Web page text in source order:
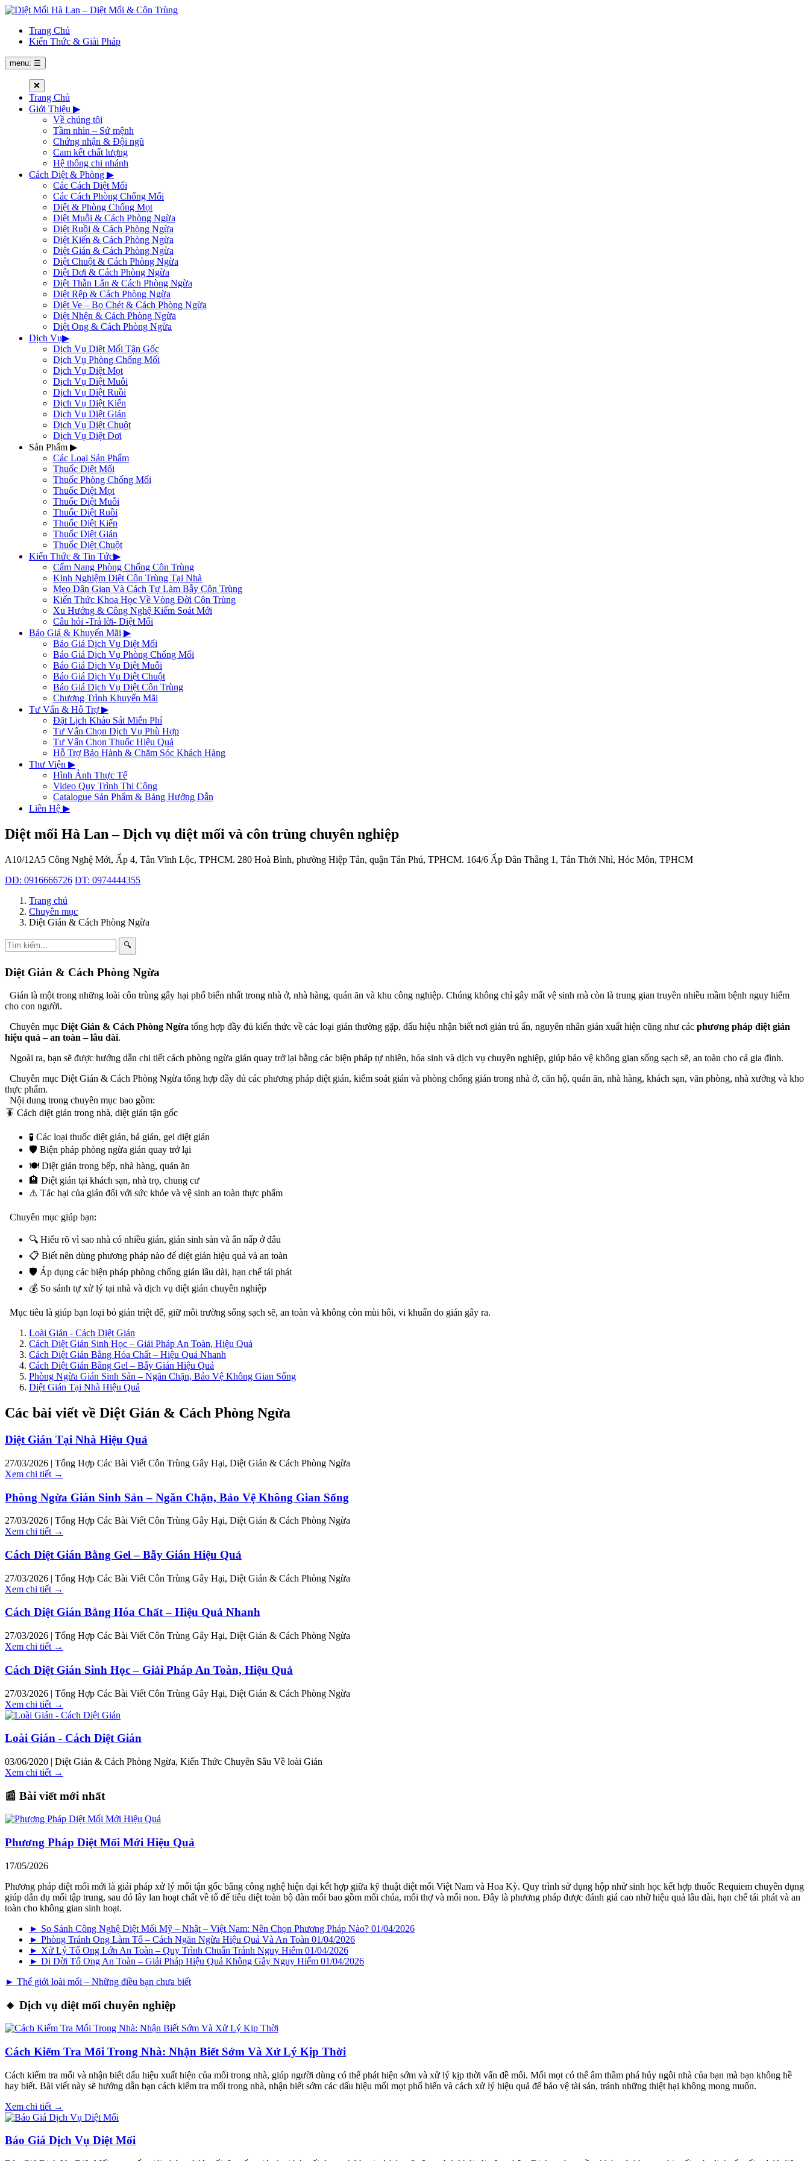
Trang Chủ
Kiến Thức & Giải Pháp
menu: ☰
❌
Trang Chủ
Giới Thiệu ▶
Về chúng tôi
Tầm nhìn – Sứ mệnh
Chứng nhận & Đội ngũ
Cam kết chất lượng
Hệ thống chi nhánh
Cách Diệt & Phòng ▶
Các Cách Diệt Mối
Các Cách Phòng Chống Mối
Diệt & Phòng Chống Mọt
Diệt Muỗi & Cách Phòng Ngừa
Diệt Ruồi & Cách Phòng Ngừa
Diệt Kiến & Cách Phòng Ngừa
Diệt Gián & Cách Phòng Ngừa
Diệt Chuột & Cách Phòng Ngừa
Diệt Dơi & Cách Phòng Ngừa
Diệt Thằn Lằn & Cách Phòng Ngừa
Diệt Rệp & Cách Phòng Ngừa
Diệt Ve – Bọ Chét & Cách Phòng Ngừa
Diệt Nhện & Cách Phòng Ngừa
Diệt Ong & Cách Phòng Ngừa
Dịch Vụ▶
Dịch Vụ Diệt Mối Tận Gốc
Dịch Vụ Phòng Chống Mối
Dịch Vụ Diệt Mọt
Dịch Vụ Diệt Muỗi
Dịch Vụ Diệt Ruồi
Dịch Vụ Diệt Kiến
Dịch Vụ Diệt Gián
Dịch Vụ Diệt Chuột
Dịch Vụ Diệt Dơi
Sản Phẩm ▶
Các Loại Sản Phẩm
Thuốc Diệt Mối
Thuốc Phòng Chống Mối
Thuốc Diệt Mọt
Thuốc Diệt Muỗi
Thuốc Diệt Ruồi
Thuốc Diệt Kiến
Thuốc Diệt Gián
Thuốc Diệt Chuột
Kiến Thức & Tin Tức▶
Cẩm Nang Phòng Chống Côn Trùng
Kinh Nghiệm Diệt Côn Trùng Tại Nhà
Mẹo Dân Gian Và Cách Tự Làm Bẫy Côn Trùng
Kiến Thức Khoa Học Về Vòng Đời Côn Trùng
Xu Hướng & Công Nghệ Kiểm Soát Mới
Câu hỏi -Trả lời- Diệt Mối
Báo Giá & Khuyến Mãi ▶
Báo Giá Dịch Vụ Diệt Mối
Báo Giá Dịch Vụ Phòng Chống Mối
Báo Giá Dịch Vụ Diệt Muỗi
Báo Giá Dịch Vụ Diệt Chuột
Báo Giá Dịch Vụ Diệt Côn Trùng
Chương Trình Khuyến Mãi
Tư Vấn & Hỗ Trợ▶
Đặt Lịch Khảo Sát Miễn Phí
Tư Vấn Chọn Dịch Vụ Phù Hợp
Tư Vấn Chọn Thuốc Hiệu Quả
Hỗ Trợ Bảo Hành & Chăm Sóc Khách Hàng
Thư Viện ▶
Hình Ảnh Thực Tế
Video Quy Trình Thi Công
Catalogue Sản Phẩm & Bảng Hướng Dẫn
Liên Hệ ▶
Diệt mối Hà Lan – Dịch vụ diệt mối và côn trùng chuyên nghiệp
A10/12A5 Công Nghệ Mới, Ấp 4, Tân Vĩnh Lộc, TPHCM. 280 Hoà Bình, phường Hiệp Tân, quận Tân Phú, TPHCM. 164/6 Ấp Dân Thắng 1, Tân Thới Nhì, Hóc Môn, TPHCM
DĐ: 0916666726 ĐT: 0974444355
Trang chủ
Chuyên mục
Diệt Gián & Cách Phòng Ngừa
🔍
Diệt Gián & Cách Phòng Ngừa
Gián là một trong những loài côn trùng gây hại phổ biến nhất trong nhà ở, nhà hàng, quán ăn và khu công nghiệp. Chúng không chỉ gây mất vệ sinh mà còn là trung gian truyền nhiều mầm bệnh nguy hiểm
cho con người.
Chuyên mục Diệt Gián & Cách Phòng Ngừa tổng hợp đầy đủ kiến thức về các loại gián thường gặp, dấu hiệu nhận biết nơi gián trú ẩn, nguyên nhân gián xuất hiện cũng như các phương pháp diệt gián
hiệu quả – an toàn – lâu dài.
Ngoài ra, bạn sẽ được hướng dẫn chi tiết cách phòng ngừa gián quay trở lại bằng các biện pháp tự nhiên, hóa sinh và dịch vụ chuyên nghiệp, giúp bảo vệ không gian sống sạch sẽ, an toàn cho cả gia đình.
Chuyên mục Diệt Gián & Cách Phòng Ngừa tổng hợp đầy đủ các phương pháp diệt gián, kiểm soát gián và phòng chống gián trong nhà ở, căn hộ, quán ăn, nhà hàng, khách sạn, văn phòng, nhà xưởng và kho
thực phẩm.
Nội dung trong chuyên mục bao gồm:
🪳 Cách diệt gián trong nhà, diệt gián tận gốc
🧪 Các loại thuốc diệt gián, bả gián, gel diệt gián
🛡️ Biện pháp phòng ngừa gián quay trở lại
🍽️ Diệt gián trong bếp, nhà hàng, quán ăn
🏨 Diệt gián tại khách sạn, nhà trọ, chung cư
⚠️ Tác hại của gián đối với sức khỏe và vệ sinh an toàn thực phẩm
Chuyên mục giúp bạn:
🔍 Hiểu rõ vì sao nhà có nhiều gián, gián sinh sản và ẩn nấp ở đâu
📋 Biết nên dùng phương pháp nào để diệt gián hiệu quả và an toàn
🛡️ Áp dụng các biện pháp phòng chống gián lâu dài, hạn chế tái phát
💰 So sánh tự xử lý tại nhà và dịch vụ diệt gián chuyên nghiệp
Mục tiêu là giúp bạn loại bỏ gián triệt để, giữ môi trường sống sạch sẽ, an toàn và không còn mùi hôi, vi khuẩn do gián gây ra.
Loài Gián - Cách Diệt Gián
Cách Diệt Gián Sinh Học – Giải Pháp An Toàn, Hiệu Quả
Cách Diệt Gián Bằng Hóa Chất – Hiệu Quả Nhanh
Cách Diệt Gián Bằng Gel – Bẫy Gián Hiệu Quả
Phòng Ngừa Gián Sinh Sản – Ngăn Chặn, Bảo Vệ Không Gian Sống
Diệt Gián Tại Nhà Hiệu Quả
Các bài viết về Diệt Gián & Cách Phòng Ngừa
Diệt Gián Tại Nhà Hiệu Quả
27/03/2026 | Tổng Hợp Các Bài Viết Côn Trùng Gây Hại, Diệt Gián & Cách Phòng Ngừa
Xem chi tiết →
Phòng Ngừa Gián Sinh Sản – Ngăn Chặn, Bảo Vệ Không Gian Sống
27/03/2026 | Tổng Hợp Các Bài Viết Côn Trùng Gây Hại, Diệt Gián & Cách Phòng Ngừa
Xem chi tiết →
Cách Diệt Gián Bằng Gel – Bẫy Gián Hiệu Quả
27/03/2026 | Tổng Hợp Các Bài Viết Côn Trùng Gây Hại, Diệt Gián & Cách Phòng Ngừa
Xem chi tiết →
Cách Diệt Gián Bằng Hóa Chất – Hiệu Quả Nhanh
27/03/2026 | Tổng Hợp Các Bài Viết Côn Trùng Gây Hại, Diệt Gián & Cách Phòng Ngừa
Xem chi tiết →
Cách Diệt Gián Sinh Học – Giải Pháp An Toàn, Hiệu Quả
27/03/2026 | Tổng Hợp Các Bài Viết Côn Trùng Gây Hại, Diệt Gián & Cách Phòng Ngừa
Xem chi tiết →
Loài Gián - Cách Diệt Gián
03/06/2020 | Diệt Gián & Cách Phòng Ngừa, Kiến Thức Chuyên Sâu Về loài Gián
Xem chi tiết →
📰 Bài viết mới nhất
Phương Pháp Diệt Mối Mới Hiệu Quả
17/05/2026
Phương pháp diệt mối mới là giải pháp xử lý mối tận gốc bằng công nghệ hiện đại kết hợp giữa kỹ thuật diệt mối Việt Nam và Hoa Kỳ. Quy trình sử dụng hộp nhử sinh học kết hợp thuốc Requiem chuyên dụng
giúp dẫn dụ mối tập trung, sau đó lây lan hoạt chất về tổ để tiêu diệt toàn bộ đàn mối bao gồm mối chúa, mối thợ và mối non. Đây là phương pháp được đánh giá cao nhờ hiệu quả lâu dài, hạn chế tái phát và an
toàn cho không gian sinh hoạt.
► So Sánh Công Nghệ Diệt Mối Mỹ – Nhật – Việt Nam: Nên Chọn Phương Pháp Nào? 01/04/2026
► Phòng Tránh Ong Làm Tổ – Cách Ngăn Ngừa Hiệu Quả Và An Toàn 01/04/2026
► Xử Lý Tổ Ong Lớn An Toàn – Quy Trình Chuẩn Tránh Nguy Hiểm 01/04/2026
► Di Dời Tổ Ong An Toàn – Giải Pháp Hiệu Quả Không Gây Nguy Hiểm 01/04/2026
► Thế giới loài mối – Những điều bạn chưa biết
🔸 Dịch vụ diệt mối chuyên nghiệp
Cách Kiểm Tra Mối Trong Nhà: Nhận Biết Sớm Và Xử Lý Kịp Thời
Cách kiểm tra mối và nhận biết dấu hiệu xuất hiện của mối trong nhà, giúp người dùng có thể phát hiện sớm và xử lý kịp thời vấn đề mối. Mối mọt có thể âm thầm phá hủy ngôi nhà của bạn mà bạn không hề
hay biết. Bài viết này sẽ hướng dẫn bạn cách kiểm tra mối trong nhà, nhận biết sớm các dấu hiệu mối mọt phổ biến và cách xử lý hiệu quả để bảo vệ tài sản, tránh những thiệt hại không mong muốn.
Xem chi tiết →
Báo Giá Dịch Vụ Diệt Mối